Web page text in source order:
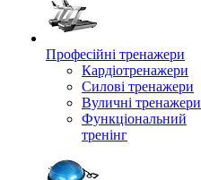
Професійні тренажери
Кардіотренажери
Силові тренажери
Вуличні тренажери
Функціональний
тренінг